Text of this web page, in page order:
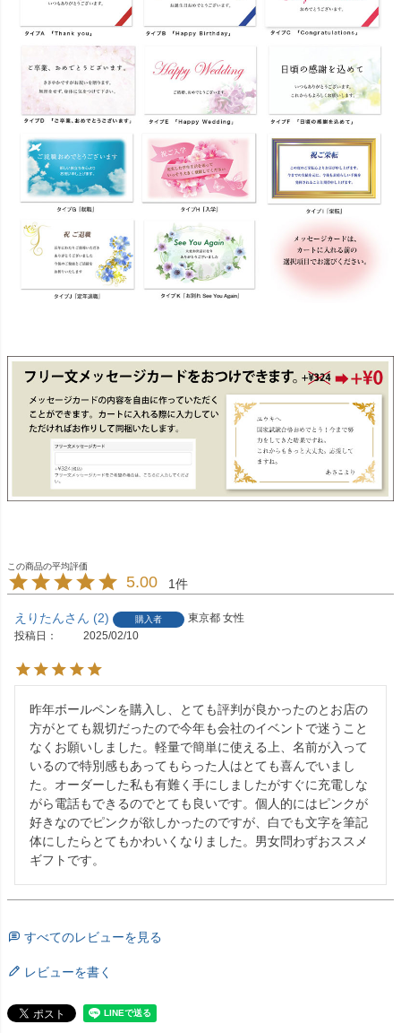
5.00 1
えりたん 2 購入者 東京都 女性
投稿日
2025/02/10
昨年ボールペンを購入し、とても評判が良かったのとお店の
方がとても親切だったので今年も会社のイベントで迷うこと
なくお願いしました。軽量で簡単に使える上、名前が入って
いるので特別感もあってもらった人はとても喜んでいまし
た。オーダーした私も有難く手にしましたがすぐに充電しな
がら電話もできるのでとても良いです。個人的にはピンクが
好きなのでピンクが欲しかったのですが、白でも文字を筆記
体にしたらとてもかわいくなりました。男女問わずおススメ
ギフトです。
すべてのレビューを見る
レビューを書く